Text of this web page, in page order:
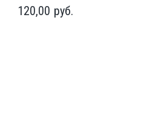
120,00 руб.